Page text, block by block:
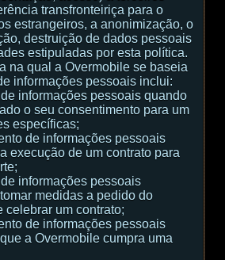
transfronteiriça para o
estrangeiros, a anonimização, o
destruição de dados pessoais
estipuladas por esta política.
na qual a Overmobile se baseia
informações pessoais inclui:
informações pessoais quando
o seu consentimento para um
específicas;
de informações pessoais
execução de um contrato para
informações pessoais
medidas a pedido do
celebrar um contrato;
de informações pessoais
a Overmobile cumpra uma